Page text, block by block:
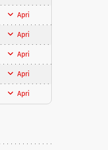
Apri
Apri
Apri
Apri
Apri